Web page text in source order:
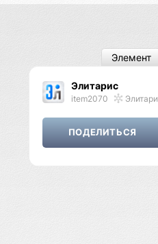
Элитарис
item2070
Элемент